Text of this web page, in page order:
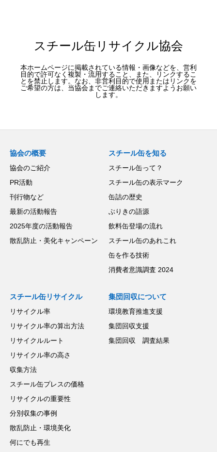
スチール缶リサイクル協会
本ホームページに掲載されている情報・画像などを、営利
目的で許可なく複製・流用すること、また、リンクするこ
とを禁止します。なお、非営利目的で使用またはリンクを
ご希望の方は、当協会までご連絡いただきますようお願い
します。
協会の概要
協会のご紹介
PR活動
刊行物など
最新の活動報告
2025年度の活動報告
散乱防止・美化キャンペーン
スチール缶を知る
スチール缶って？
スチール缶の表示マーク
缶詰の歴史
ぶりきの語源
飲料缶登場の流れ
スチール缶のあれこれ
缶を作る技術
消費者意識調査 2024
スチール缶リサイクル
リサイクル率
リサイクル率の算出方法
リサイクルルート
リサイクル率の高さ
収集方法
スチール缶プレスの価格
リサイクルの重要性
分別収集の事例
散乱防止・環境美化
何にでも再生
集団回収について
環境教育推進支援
集団回収支援
集団回収 調査結果